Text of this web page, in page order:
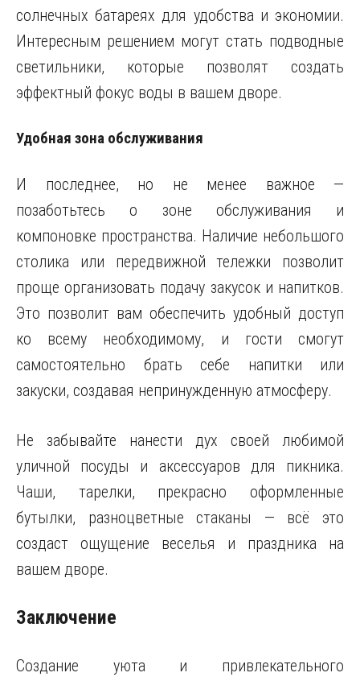
солнечных батареях для удобства и экономии.
Интересным решением могут стать подводные
светильники, которые позволят создать
эффектный фокус воды в вашем дворе.
Удобная зона обслуживания
И последнее, но не менее важное —
позаботьтесь о зоне обслуживания и
компоновке пространства. Наличие небольшого
столика или передвижной тележки позволит
проще организовать подачу закусок и напитков.
Это позволит вам обеспечить удобный доступ
ко всему необходимому, и гости смогут
самостоятельно брать себе напитки или
закуски, создавая непринужденную атмосферу.
Не забывайте нанести дух своей любимой
уличной посуды и аксессуаров для пикника.
Чаши, тарелки, прекрасно оформленные
бутылки, разноцветные стаканы — всё это
создаст ощущение веселья и праздника на
вашем дворе.
Заключение
Создание уюта и привлекательного